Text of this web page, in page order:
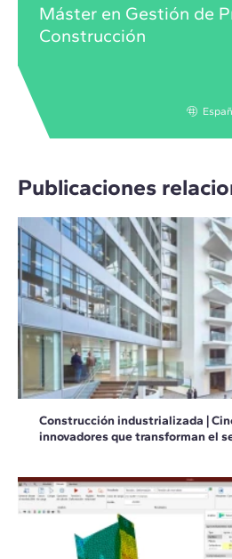
Máster en Gestión de
Construcción
Publicaciones
Construcción industrializada |
innovadores que transforman el